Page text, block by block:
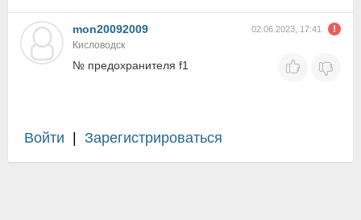
mon20092009 02.06.2023, 17:41
Кисловодск
№ предохранителя f1
Войти Зарегистрироваться